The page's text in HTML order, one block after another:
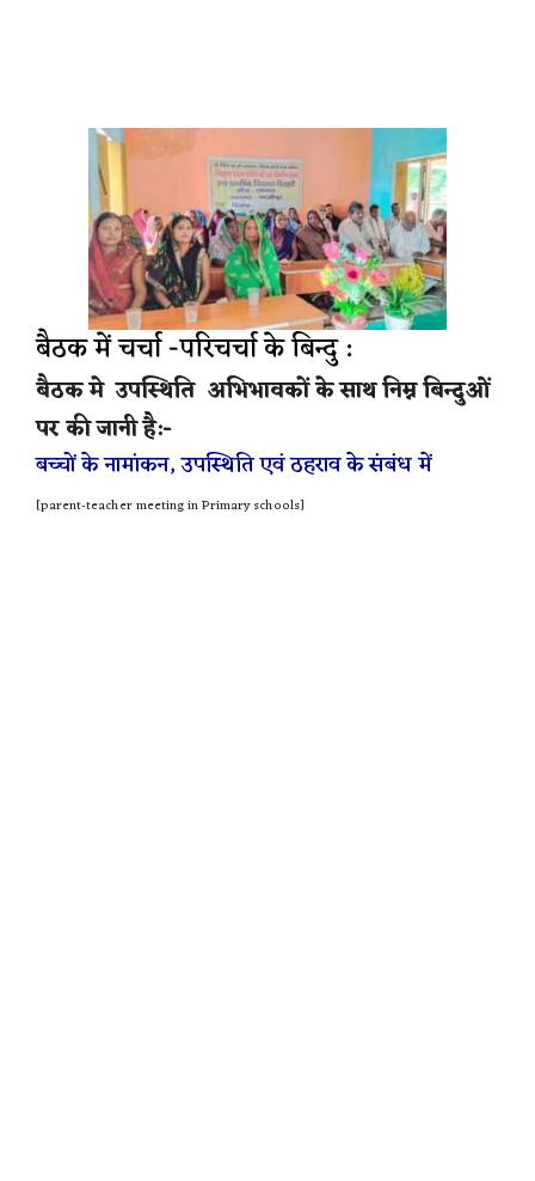
बैठक में चर्चा -परिचर्चा के बिन्दु :
बैठक मे उपस्थिति अभिभावकों के साथ निम्न बिन्दुओं
पर की जानी है:-
बच्चों के नामांकन, उपस्थिति एवं ठहराव के संबंध में
[parent-teacher meeting in Primary schools]